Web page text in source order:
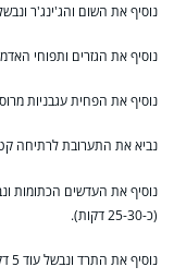
נוסיף את השום והג'ינג'ר
נוסיף את הגזרים ותפוחי
נוסיף את הפחית עגבניות
נביא את התערובת לרתיחה
נוסיף את העדשים הכתומות
(כ-25-30 דקות).
נוסיף את התרד ונבשל עוד 5 דקות עד שהוא נבול.